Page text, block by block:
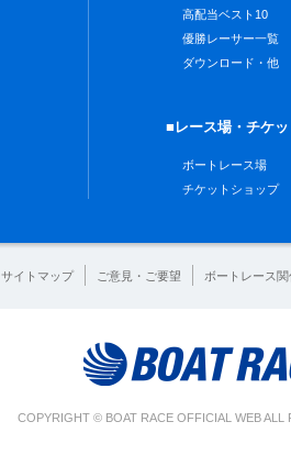
高配当ベスト10
優勝レーサー一覧
ダウンロード・他
■レース場・チケ
ボートレース場
チケットショップ
サイトマップ ご意見・ご要望 ボートレース関
COPYRIGHT © BOAT RACE OFFICIAL WEB ALL